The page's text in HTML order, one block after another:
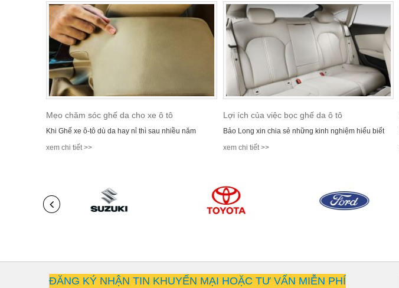
Mẹo chăm sóc ghế da cho xe ô tô
Khi Ghế xe ô-tô dù da hay nỉ thì sau nhiều năm
xem chi tiết >>
Lợi ích của việc bọc ghế da ô tô
Bảo Long xin chia sẻ những kinh nghiệm hiểu biết
xem chi tiết >>
ĐĂNG KÝ NHẬN TIN KHUYẾN MẠI HOẶC TƯ VẤN MIỄN PHÍ